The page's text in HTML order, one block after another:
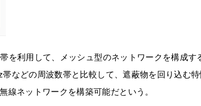
を利用して、メッシュ型のネットワークを構成す
などの周波数帯と比較して、遮蔽物を回り込む
線ネットワークを構築可能だという。